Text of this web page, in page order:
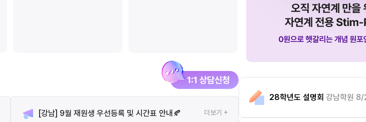
[강남] 9월 재원생 우선등록 및 시간표 안내🍂 더보기 +
28학년도 설명회 강남학원